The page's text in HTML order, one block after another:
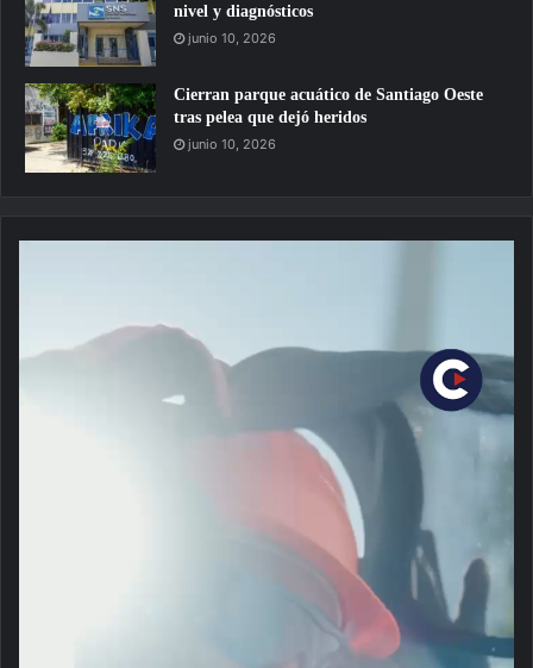
nivel y diagnósticos
junio 10, 2026
Cierran parque acuático de Santiago Oeste
tras pelea que dejó heridos
junio 10, 2026